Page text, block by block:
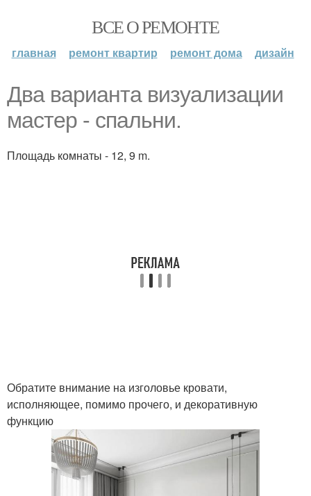
ВСЕ О РЕМОНТЕ
главная ремонт квартир ремонт дома дизайн
Два варианта визуализации
мастер - спальни.
Площадь комнаты - 12, 9 m.
Обратите внимание на изголовье кровати,
исполняющее, помимо прочего, и декоративную
функцию